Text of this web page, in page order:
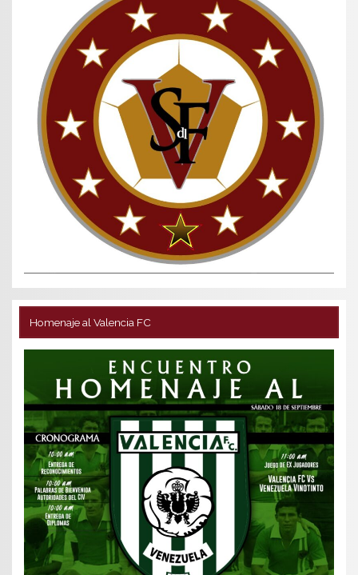
Homenaje al Valencia FC